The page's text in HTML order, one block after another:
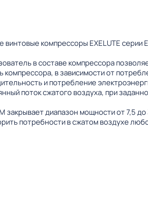
компрессоры EXELUTE серии
в составе компрессора
компрессора, в зависимости от
и потребление
поток сжатого воздуха, при
закрывает диапазон мощности от 7,5
потребности в сжатом воздухе